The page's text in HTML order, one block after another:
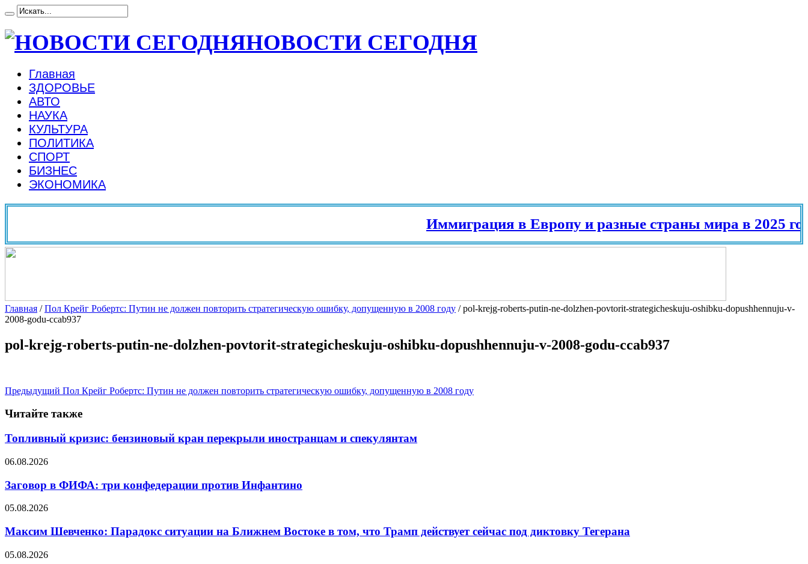
НОВОСТИ СЕГОДНЯ
Главная
ЗДОРОВЬЕ
АВТО
НАУКА
КУЛЬТУРА
ПОЛИТИКА
СПОРТ
БИЗНЕС
ЭКОНОМИКА
Иммиграция в Европу и разные страны мира в 2025 году
Главная /Пол Крейг Робертс: Путин не должен повторить стратегическую ошибку, допущенную в 2008 году /pol-krejg-roberts-putin-ne-dolzhen-povtorit-strategicheskuju-oshibku-dopushhennuju-v-
2008-godu-ccab937
pol-krejg-roberts-putin-ne-dolzhen-povtorit-strategicheskuju-oshibku-dopushhennuju-v-2008-godu-ccab937
Предыдущий Пол Крейг Робертс: Путин не должен повторить стратегическую ошибку, допущенную в 2008 году
Читайте также
Топливный кризис: бензиновый кран перекрыли иностранцам и спекулянтам
06.08.2026
Заговор в ФИФА: три конфедерации против Инфантино
05.08.2026
Максим Шевченко: Парадокс ситуации на Ближнем Востоке в том, что Трамп действует сейчас под диктовку Тегерана
05.08.2026